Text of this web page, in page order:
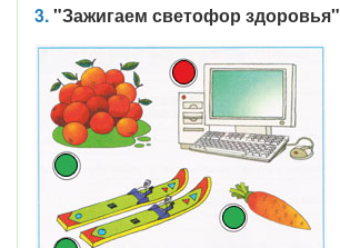
3."Зажигаем светофор здоровья"